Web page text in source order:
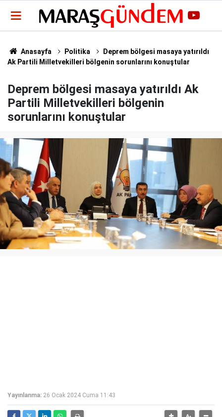
Anasayfa Politika
Deprem bölgesi masaya yatırıldı
Ak Partili Milletvekilleri bölgenin sorunlarını konuştular
Deprem bölgesi masaya yatırıldı Ak
Partili Milletvekilleri bölgenin
sorunlarını konuştular
Yayınlanma: 26 Ocak 2024 Cuma 11:43